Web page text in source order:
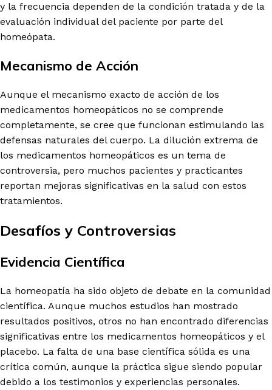
y la frecuencia dependen de la condición tratada y de la
evaluación individual del paciente por parte del
homeópata.
Mecanismo de Acción
Aunque el mecanismo exacto de acción de los
medicamentos homeopáticos no se comprende
completamente, se cree que funcionan estimulando las
defensas naturales del cuerpo. La dilución extrema de
los medicamentos homeopáticos es un tema de
controversia, pero muchos pacientes y practicantes
reportan mejoras significativas en la salud con estos
tratamientos.
Desafíos y Controversias
Evidencia Científica
La homeopatía ha sido objeto de debate en la comunidad
científica. Aunque muchos estudios han mostrado
resultados positivos, otros no han encontrado diferencias
significativas entre los medicamentos homeopáticos y el
placebo. La falta de una base científica sólida es una
crítica común, aunque la práctica sigue siendo popular
debido a los testimonios y experiencias personales.